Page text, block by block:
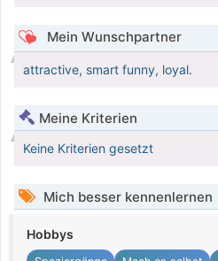
Mein Wunschpartner
attractive, smart funny, loyal.
Meine Kriterien
Keine Kriterien gesetzt
Mich besser kennenlernen
Hobbys